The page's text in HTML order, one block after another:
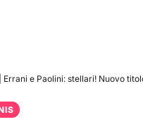
Errani e Paolini: stellari! Nuovo